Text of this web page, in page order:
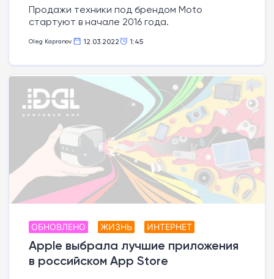
Продажи техники под брендом Moto
стартуют в начале 2016 года.
Oleg Kapranov 12.03.2022 1:45
ОБНОВЛЕНО ЖИЗНЬ ИНТЕРНЕТ
Apple выбрала лучшие приложения
в российском App Store